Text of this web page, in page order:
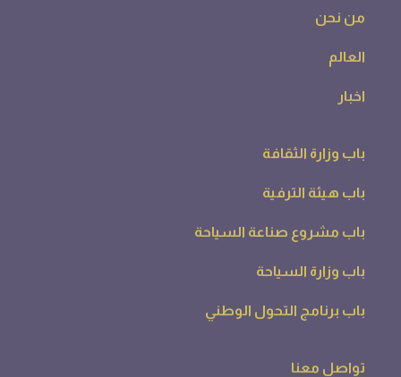
من نحن
العالم
اخبار
باب وزارة الثقافة
باب هيئة الترفية
باب مشروع صناعة السياحة
باب وزارة السياحة
باب برنامج التحول الوطني
تواصل معنا